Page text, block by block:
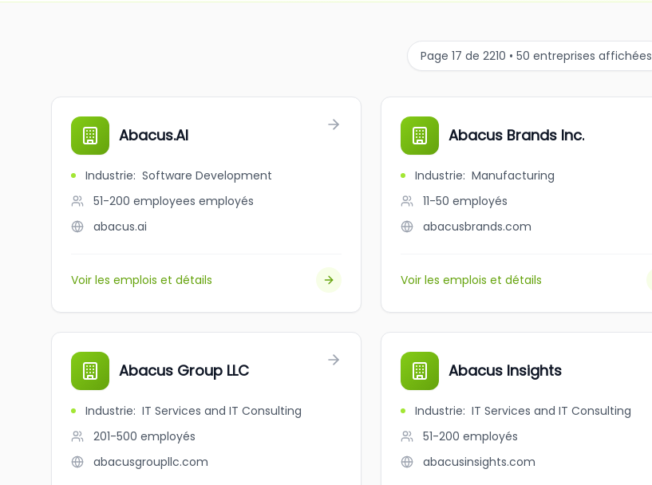
Page 17 de 2210 • 50 entreprises affichées
Abacus.AI
Industrie: Software Development
51-200 employees employés
abacus.ai
Voir les emplois et détails
Abacus Brands Inc.
Industrie: Manufacturing
11-50 employés
abacusbrands.com
Voir les emplois et détails
Abacus Group LLC
Industrie: IT Services and IT Consulting
201-500 employés
abacusgroupllc.com
Abacus Insights
Industrie: IT Services and IT Consulting
51-200 employés
abacusinsights.com